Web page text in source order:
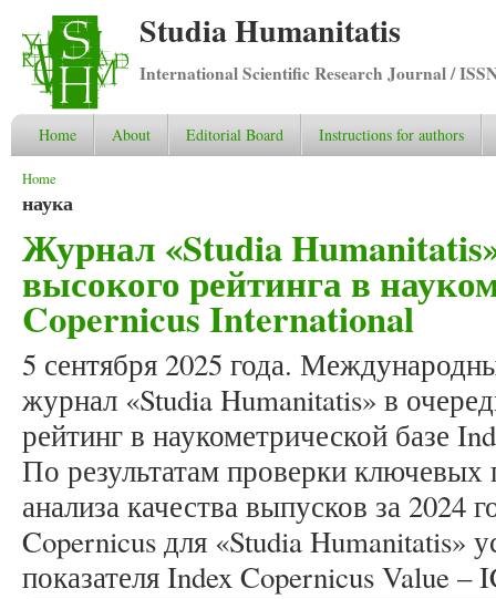
Studia Humanitatis
International Scientific Research Journal /
Home About Editorial Board Instructions for authors
You are here
Home
наука
Журнал «Studia
высокого рейтинга в
Copernicus International
5 сентября 2025 года.
журнал «Studia Humanitatis» в
рейтинг в наукометрической базе
По результатам проверки ключевых
анализа качества выпусков за 2024
Copernicus для «Studia Humanitatis»
показателя Index Copernicus Value –